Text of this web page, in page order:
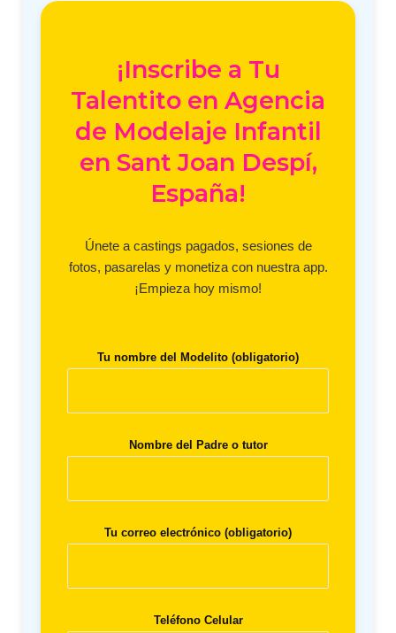
¡Inscribe a Tu
Talentito en Agencia
de Modelaje Infantil
en Sant Joan Despí,
España!
Únete a castings pagados, sesiones de
fotos, pasarelas y monetiza con nuestra app.
¡Empieza hoy mismo!
Tu nombre del Modelito (obligatorio)
Nombre del Padre o tutor
Tu correo electrónico (obligatorio)
Teléfono Celular